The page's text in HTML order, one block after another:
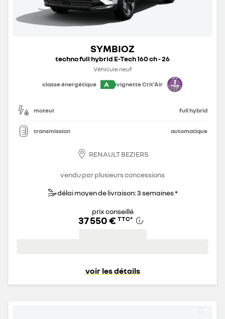
SYMBIOZ
techno full hybrid E-Tech 160 ch - 26
Véhicule neuf
classe énergétique
A vignette Crit'Air
moteur full hybrid
transmission automatique
RENAULT BEZIERS
vendu par plusieurs concessions
délai moyen de livraison: 3 semaines *
prix conseillé
37 550 € TTC*
voir les détails